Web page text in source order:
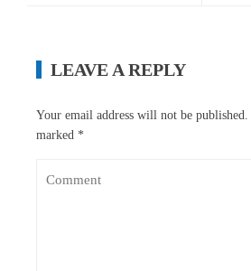
LEAVE A REPLY
Your email address will not be published.
marked *